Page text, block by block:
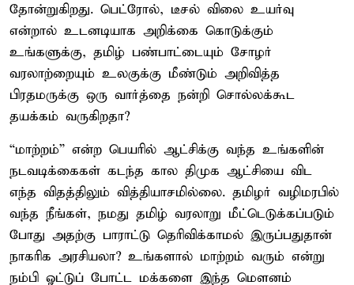
தோன்றுகிறது. பெட்ரோல், டீசல் விலை உயர்வு
என்றால் உடனடியாக அறிக்கை கொடுக்கும்
உங்களுக்கு, தமிழ் பண்பாட்டையும் சோழர்
வரலாற்றையும் உலகுக்கு மீண்டும் அறிவித்த
பிரதமருக்கு ஒரு வார்த்தை நன்றி சொல்லக்கூட
தயக்கம் வருகிறதா?
“மாற்றம்” என்ற பெயரில் ஆட்சிக்கு வந்த உங்களின்
நடவடிக்கைகள் கடந்த கால திமுக ஆட்சியை விட
எந்த விதத்திலும் வித்தியாசமில்லை. தமிழர் வழிமரபில்
வந்த நீங்கள், நமது தமிழ் வரலாறு மீட்டெடுக்கப்படும்
போது அதற்கு பாராட்டு தெரிவிக்காமல் இருப்பதுதான்
நாகரிக அரசியலா? உங்களால் மாற்றம் வரும் என்று
நம்பி ஓட்டுப் போட்ட மக்களை இந்த மௌனம்